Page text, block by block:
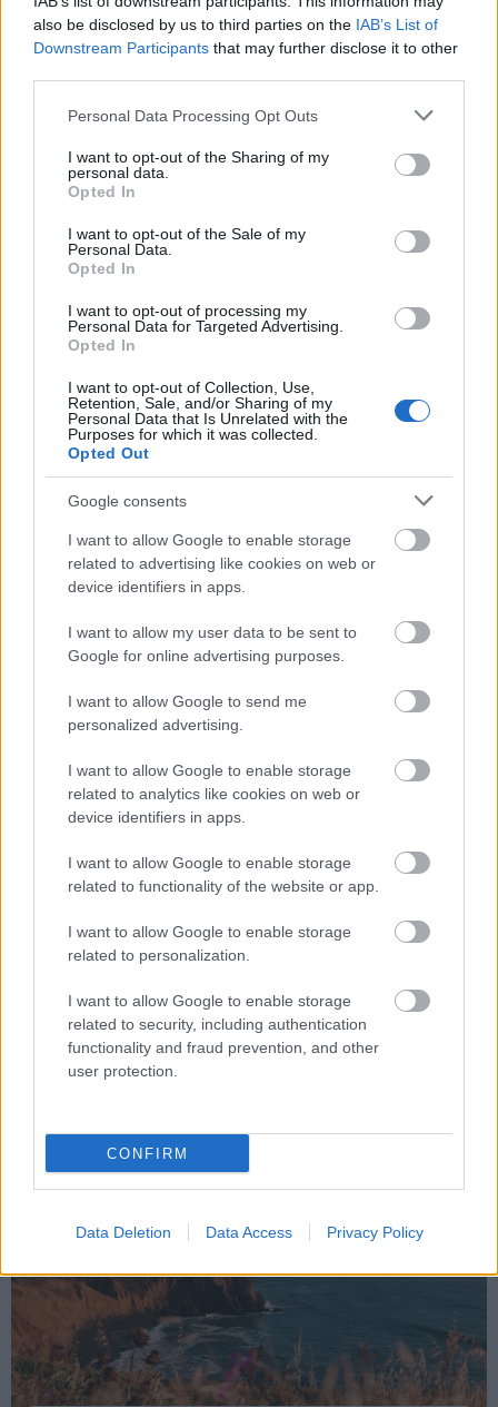
also be disclosed by us to third parties on the IAB’s List of
Downstream Participants that may further disclose it to other
Please note that this website/app uses one or more Google
not limited to your visit or usage behaviour. You may click to
grant or deny consent to Google and its third-party tags to
use your data for below specified purposes in below Google
consent section.
Personal Data Processing Opt Outs
I want to opt-out of the Sharing of my
personal data.
Opted In
I want to opt-out of the Sale of my
Personal Data.
Opted In
I want to opt-out of processing my
Personal Data for Targeted Advertising.
Opted In
I want to opt-out of Collection, Use,
Retention, Sale, and/or Sharing of my
Personal Data that Is Unrelated with the
Purposes for which it was collected.
Opted Out
Google consents
I want to allow Google to enable storage
related to advertising like cookies on web or
device identifiers in apps.
I want to allow my user data to be sent to
Google for online advertising purposes.
I want to allow Google to send me
personalized advertising.
I want to allow Google to enable storage
related to analytics like cookies on web or
device identifiers in apps.
I want to allow Google to enable storage
related to functionality of the website or app.
I want to allow Google to enable storage
related to personalization.
I want to allow Google to enable storage
related to security, including authentication
functionality and fraud prevention, and other
user protection.
CONFIRM
Data Deletion Data Access Privacy Policy
Δημοφιλείς Ειδήσεις
ΑΣΕΠ: Νέος γραπτός διαγωνισμός -
Μόνιμοι στο υπουργείο Εξωτερικών
Κατώτατος μισθός: Σενάριο για
αύξηση στα 1.000 ευρώ από το 2027
ΑΣΕΠ 6Κ/2026: 315 μόνιμοι στο
Δημόσιο - Στις 1.102 οι αιτήσεις
(στατιστικά)
Βγαίνουν τα προσωρινά αποτελέσματα
(1ΓΕ και 2ΓΕ/2026)
Δικαστήρια Γυναίκες